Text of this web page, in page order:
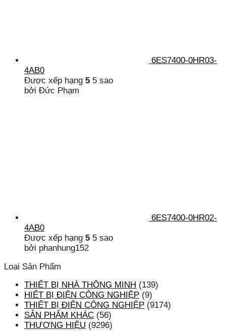
6ES7400-0HR03-
4AB0
Được xếp hạng 5 5 sao
bởi Đức Phạm
6ES7400-0HR02-
4AB0
Được xếp hạng 5 5 sao
bởi phanhung152
Loại Sản Phẩm
THIẾT BỊ NHÀ THÔNG MINH (139)
HIẾT BỊ ĐIỆN CÔNG NGHIỆP (9)
THIẾT BỊ ĐIỆN CÔNG NGHIỆP (9174)
SẢN PHẨM KHÁC (56)
THƯƠNG HIỆU (9296)